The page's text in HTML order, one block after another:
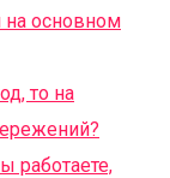
на основном
то на
работаете,